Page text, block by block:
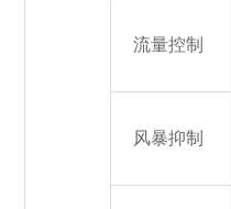
流量控制
风暴抑制